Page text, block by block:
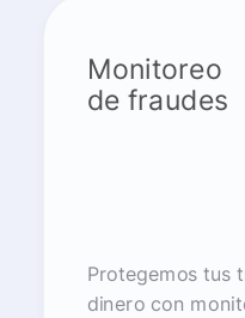
Monitoreo
de fraudes
Protegemos tus
dinero con